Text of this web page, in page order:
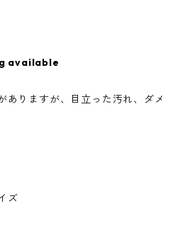
available
りますが、目立った汚れ、ダメ
ズ